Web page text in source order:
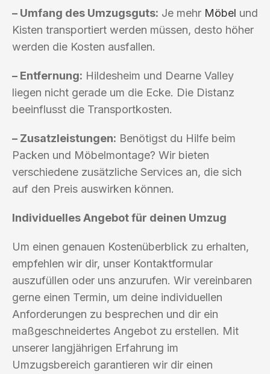
– Umfang des Umzugsguts: Je mehr Möbel und
Kisten transportiert werden müssen, desto höher
werden die Kosten ausfallen.
– Entfernung: Hildesheim und Dearne Valley
liegen nicht gerade um die Ecke. Die Distanz
beeinflusst die Transportkosten.
– Zusatzleistungen: Benötigst du Hilfe beim
Packen und Möbelmontage? Wir bieten
verschiedene zusätzliche Services an, die sich
auf den Preis auswirken können.
Individuelles Angebot für deinen Umzug
Um einen genauen Kostenüberblick zu erhalten,
empfehlen wir dir, unser Kontaktformular
auszufüllen oder uns anzurufen. Wir vereinbaren
gerne einen Termin, um deine individuellen
Anforderungen zu besprechen und dir ein
maßgeschneidertes Angebot zu erstellen. Mit
unserer langjährigen Erfahrung im
Umzugsbereich garantieren wir dir einen